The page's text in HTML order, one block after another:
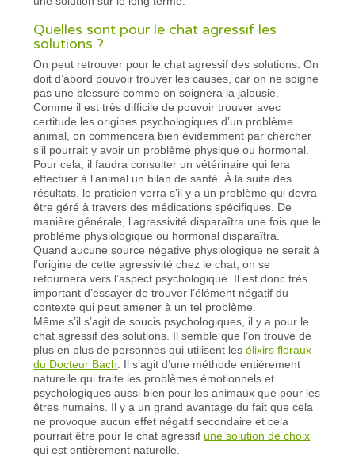
Quelles sont pour le chat agressif les
solutions ?
On peut retrouver pour le chat agressif des solutions. On
doit d’abord pouvoir trouver les causes, car on ne soigne
pas une blessure comme on soignera la jalousie.
Comme il est très difficile de pouvoir trouver avec
certitude les origines psychologiques d’un problème
animal, on commencera bien évidemment par chercher
s’il pourrait y avoir un problème physique ou hormonal.
Pour cela, il faudra consulter un vétérinaire qui fera
effectuer à l’animal un bilan de santé. À la suite des
résultats, le praticien verra s’il y a un problème qui devra
être géré à travers des médications spécifiques. De
manière générale, l’agressivité disparaîtra une fois que le
problème physiologique ou hormonal disparaîtra.
Quand aucune source négative physiologique ne serait à
l’origine de cette agressivité chez le chat, on se
retournera vers l’aspect psychologique. Il est donc très
important d’essayer de trouver l’élément négatif du
contexte qui peut amener à un tel problème.
Même s’il s’agit de soucis psychologiques, il y a pour le
chat agressif des solutions. Il semble que l’on trouve de
plus en plus de personnes qui utilisent lesélixirs floraux
du Docteur Bach . Il s’agit d’une méthode entièrement
naturelle qui traite les problèmes émotionnels et
psychologiques aussi bien pour les animaux que pour les
êtres humains. Il y a un grand avantage du fait que cela
ne provoque aucun effet négatif secondaire et cela
pourrait être pour le chat agressifune solution de choix
qui est entièrement naturelle.